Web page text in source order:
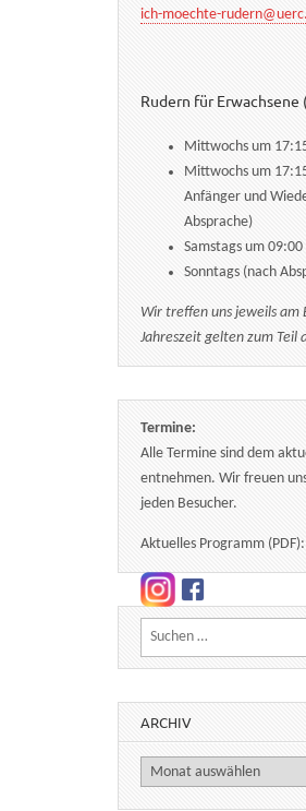
ich-moechte-
Rudern für Erwachsene
Mittwochs um
Mittwochs um
Anfänger und
Absprache)
Samstags um
Sonntags (nach
Wir treffen uns jeweils am
Jahreszeit gelten zum Teil
Termine:
Alle Termine sind dem
entnehmen. Wir freuen
jeden Besucher.
Aktuelles Programm
Suchen nach:
ARCHIV
Archiv